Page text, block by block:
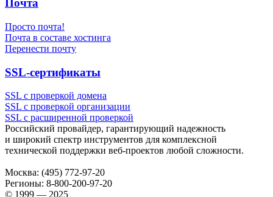
Почта
Просто почта!
Почта в составе хостинга
Перенести почту
SSL-сертификаты
SSL с проверкой домена
SSL с проверкой организации
SSL с расширенной проверкой
Российский провайдер, гарантирующий надежность
и широкий спектр инструментов для комплексной
технической поддержки веб-проектов любой сложности.
Москва: (495) 772-97-20
Регионы: 8-800-200-97-20
© 1999 — 2025